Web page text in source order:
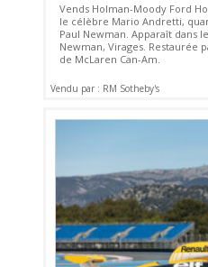
Vends Holman-Moody Ford
le célèbre Mario Andretti,
Paul Newman. Apparaît dans
Newman, Virages. Restaurée
de McLaren Can-Am.
Vendu par : RM Sotheby's